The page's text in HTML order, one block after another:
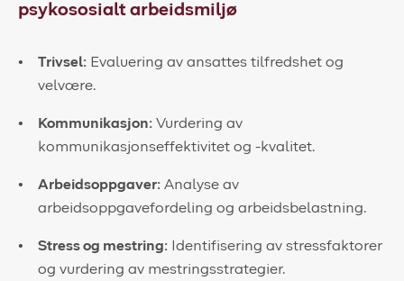
psykososialt arbeidsmiljø
Trivsel: Evaluering av ansattes tilfredshet og
velvære.
Kommunikasjon: Vurdering av
kommunikasjonseffektivitet og -kvalitet.
Arbeidsoppgaver: Analyse av
arbeidsoppgavefordeling og arbeidsbelastning.
Stress og mestring: Identifisering av stressfaktorer
og vurdering av mestringsstrategier.